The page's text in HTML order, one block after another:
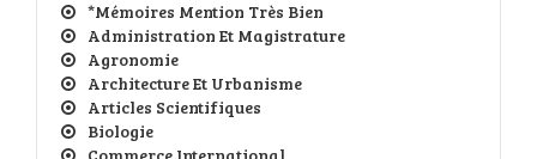
*Mémoires Mention Très Bien
Administration Et Magistrature
Agronomie
Architecture Et Urbanisme
Articles Scientifiques
Biologie
Commerce International